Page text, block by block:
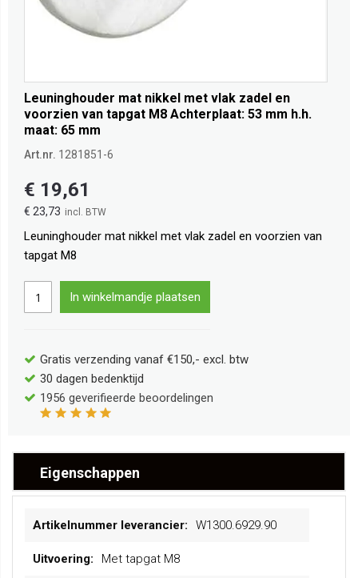
Leuninghouder mat nikkel met vlak zadel en
voorzien van tapgat M8 Achterplaat: 53 mm h.h.
maat: 65 mm
Art.nr. 1281851-6
€ 23,73
€ 19,61
Leuninghouder mat nikkel met vlak zadel en voorzien van
tapgat M8
In winkelmandje plaatsen
Gratis verzending vanaf €150,- excl. btw
30 dagen bedenktijd
1956 geverifieerde beoordelingen
Eigenschappen
W1300.6929.90
Met tapgat M8